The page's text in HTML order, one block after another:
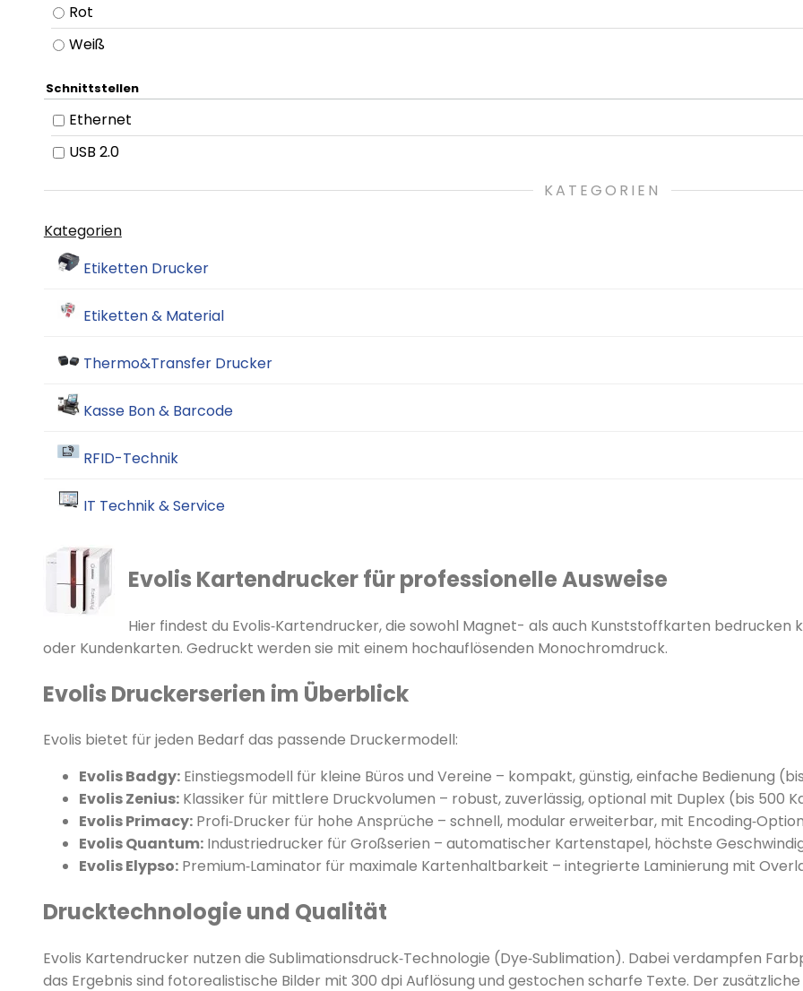
Rot
Weiß
Schnittstellen
Ethernet
USB 2.0
KATEGORIEN
Kategorien
Etiketten Drucker
Etiketten & Material
Thermo&Transfer Drucker
Kasse Bon & Barcode
RFID-Technik
IT Technik & Service
Evolis Kartendrucker für professionelle Ausweise
Hier findest du Evolis‑Kartendrucker, die sowohl Magnet- als auch Kunststoffkarten bedrucken
oder Kundenkarten. Gedruckt werden sie mit einem hochauflösenden Monochromdruck.
Evolis Druckerserien im Überblick
Evolis bietet für jeden Bedarf das passende Druckermodell:
Evolis Badgy:Einstiegsmodell für kleine Büros und Vereine – kompakt, günstig, einfache Bedienung
Evolis Zenius:Klassiker für mittlere Druckvolumen – robust, zuverlässig, optional mit Duplex (bis 500
Evolis Primacy:Profi‑Drucker für hohe Ansprüche – schnell, modular erweiterbar, mit
Evolis Quantum:Industriedrucker für Großserien – automatischer Kartenstapel, höchste
Evolis Elypso:Premium‑Laminator für maximale Kartenhaltbarkeit – integrierte Laminierung mit
Drucktechnologie und Qualität
Evolis Kartendrucker nutzen die Sublimationsdruck‑Technologie (Dye‑Sublimation). Dabei verdampfen
das Ergebnis sind fotorealistische Bilder mit 300 dpi Auflösung und gestochen scharfe Texte. Der